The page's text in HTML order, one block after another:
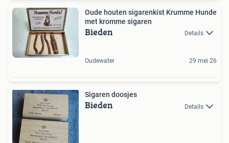
Oude houten sigarenkist Krumme Hunde
met kromme sigaren
Bieden Details
Oudewater 29 mei 26
Sigaren doosjes
Bieden Details